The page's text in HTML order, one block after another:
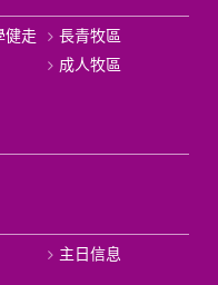
健走
長青牧區
成人牧區
主日信息